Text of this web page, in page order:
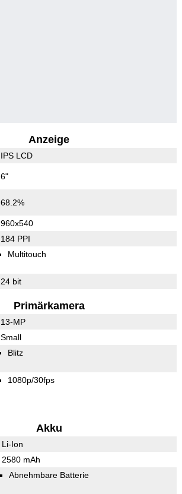
Anzeige
IPS LCD
6"
68.2%
960x540
184 PPI
Multitouch
24 bit
Primärkamera
13-MP
Small
Blitz
1080p/30fps
Akku
Li-Ion
2580 mAh
Abnehmbare Batterie